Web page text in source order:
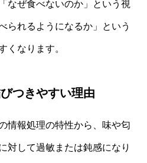
なぜ食べないのか」という視
られるようになるか」という
くなります。
つきやすい理由
情報処理の特性から、味や匂
対して過敏または鈍感になり